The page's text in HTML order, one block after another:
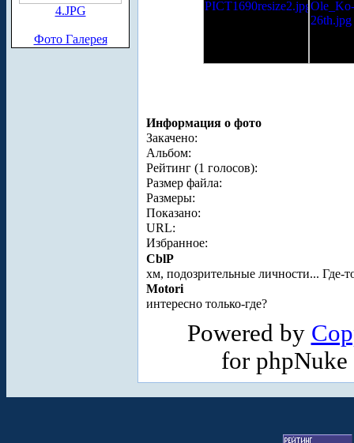
4.JPG
Фото Галерея
Информация о фото
Закачено:
Альбом:
Рейтинг (1 голосов):
Размер файла:
Размеры:
Показано:
URL:
Избранное:
CblP
хм, подозрительные личности... Где-
Motori
интересно только-где?
Powered by
for